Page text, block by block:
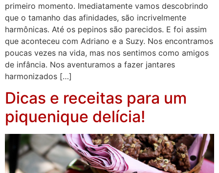
primeiro momento. Imediatamente vamos descobrindo
que o tamanho das afinidades, são incrivelmente
harmônicas. Até os pepinos são parecidos. E foi assim
que aconteceu com Adriano e a Suzy. Nos encontramos
poucas vezes na vida, mas nos sentimos como amigos
de infância. Nos aventuramos a fazer jantares
harmonizados […]
Dicas e receitas para um
piquenique delícia!